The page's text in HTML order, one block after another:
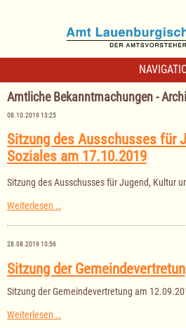
Amtliche Bekanntmachungen -
08.10.2019 13:25
Sitzung des Ausschusses für
Soziales am 17.10.2019
Sitzung des Ausschusses für Jugend, Kultur
Weiterlesen …Sitzung
Ausschusses
Kultur
und
am
28.08.2019 10:56
Sitzung der
Sitzung der Gemeindevertretung am
Weiterlesen …